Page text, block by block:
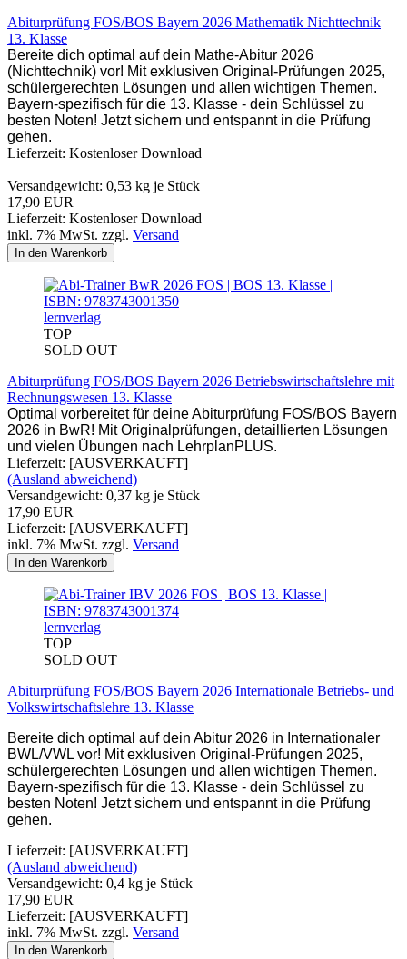
Abiturprüfung FOS/BOS Bayern 2026 Mathematik Nichttechnik
13. Klasse
Bereite dich optimal auf dein Mathe-Abitur 2026
(Nichttechnik) vor! Mit exklusiven Original-Prüfungen 2025,
schülergerechten Lösungen und allen wichtigen Themen.
Bayern-spezifisch für die 13. Klasse - dein Schlüssel zu
besten Noten! Jetzt sichern und entspannt in die Prüfung
gehen.
Lieferzeit: Kostenloser Download
Versandgewicht: 0,53 kg je Stück
17,90 EUR
Lieferzeit: Kostenloser Download
inkl. 7% MwSt. zzgl. Versand
In den Warenkorb
lernverlag
TOP
SOLD OUT
Abiturprüfung FOS/BOS Bayern 2026 Betriebswirtschaftslehre mit
Rechnungswesen 13. Klasse
Optimal vorbereitet für deine Abiturprüfung FOS/BOS Bayern
2026 in BwR! Mit Originalprüfungen, detaillierten Lösungen
und vielen Übungen nach LehrplanPLUS.
Lieferzeit: [AUSVERKAUFT]
(Ausland abweichend)
Versandgewicht: 0,37 kg je Stück
17,90 EUR
Lieferzeit: [AUSVERKAUFT]
inkl. 7% MwSt. zzgl. Versand
In den Warenkorb
lernverlag
TOP
SOLD OUT
Abiturprüfung FOS/BOS Bayern 2026 Internationale Betriebs- und
Volkswirtschaftslehre 13. Klasse
Bereite dich optimal auf dein Abitur 2026 in Internationaler
BWL/VWL vor! Mit exklusiven Original-Prüfungen 2025,
schülergerechten Lösungen und allen wichtigen Themen.
Bayern-spezifisch für die 13. Klasse - dein Schlüssel zu
besten Noten! Jetzt sichern und entspannt in die Prüfung
gehen.
Lieferzeit: [AUSVERKAUFT]
(Ausland abweichend)
Versandgewicht: 0,4 kg je Stück
17,90 EUR
Lieferzeit: [AUSVERKAUFT]
inkl. 7% MwSt. zzgl. Versand
In den Warenkorb